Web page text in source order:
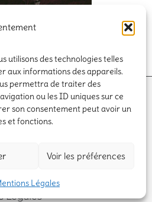
utilisons des technologies telles
aux informations des appareils.
permettra de traiter des
ou les ID uniques sur ce
son consentement peut avoir un
et fonctions.
Voir les préférences
Légales
Légales